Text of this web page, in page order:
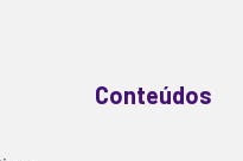
Conteúdos